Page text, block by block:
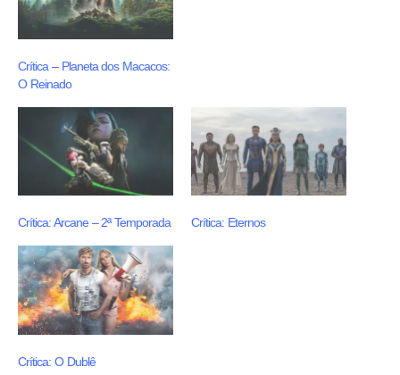
Crítica – Planeta dos Macacos:
O Reinado
Crítica: Arcane – 2ª Temporada Crítica: Eternos
Crítica: O Dublê